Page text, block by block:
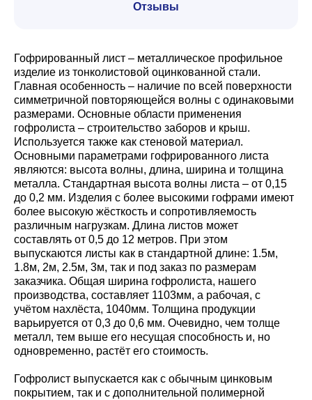
Отзывы
Гофрированный лист – металлическое профильное
изделие из тонколистовой оцинкованной стали.
Главная особенность – наличие по всей поверхности
симметричной повторяющейся волны с одинаковыми
размерами. Основные области применения
гофролиста – строительство заборов и крыш.
Используется также как стеновой материал.
Основными параметрами гофрированного листа
являются: высота волны, длина, ширина и толщина
металла. Стандартная высота волны листа – от 0,15
до 0,2 мм. Изделия с более высокими гофрами имеют
более высокую жёсткость и сопротивляемость
различным нагрузкам. Длина листов может
составлять от 0,5 до 12 метров. При этом
выпускаются листы как в стандартной длине: 1.5м,
1.8м, 2м, 2.5м, 3м, так и под заказ по размерам
заказчика. Общая ширина гофролиста, нашего
производства, составляет 1103мм, а рабочая, с
учётом нахлёста, 1040мм. Толщина продукции
варьируется от 0,3 до 0,6 мм. Очевидно, чем толще
металл, тем выше его несущая способность и, но
одновременно, растёт его стоимость.
Гофролист выпускается как с обычным цинковым
покрытием, так и с дополнительной полимерной